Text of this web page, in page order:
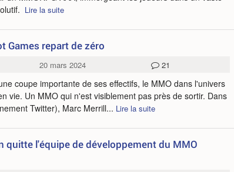
Lire la suite
Games repart de zéro
20 mars 2024 21
coupe importante de ses effectifs, le MMO dans l'univers
vie. Un MMO qui n'est visiblement pas près de sortir. Dans
Twitter), Marc Merrill... Lire la suite
quitte l'équipe de développement du MMO